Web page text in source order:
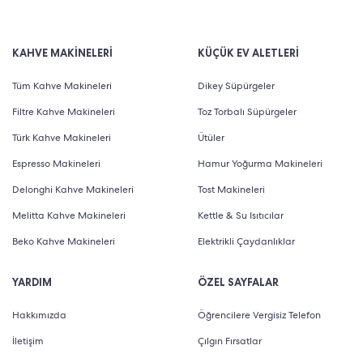
KAHVE MAKİNELERİ
Tüm Kahve Makineleri
Filtre Kahve Makineleri
Türk Kahve Makineleri
Espresso Makineleri
Delonghi Kahve Makineleri
Melitta Kahve Makineleri
Beko Kahve Makineleri
YARDIM
Hakkımızda
İletişim
KÜÇÜK EV ALETLERİ
Dikey Süpürgeler
Toz Torbalı Süpürgeler
Ütüler
Hamur Yoğurma Makineleri
Tost Makineleri
Kettle & Su Isıtıcılar
Elektrikli Çaydanlıklar
ÖZEL SAYFALAR
Öğrencilere Vergisiz Telefon
Çılgın Fırsatlar